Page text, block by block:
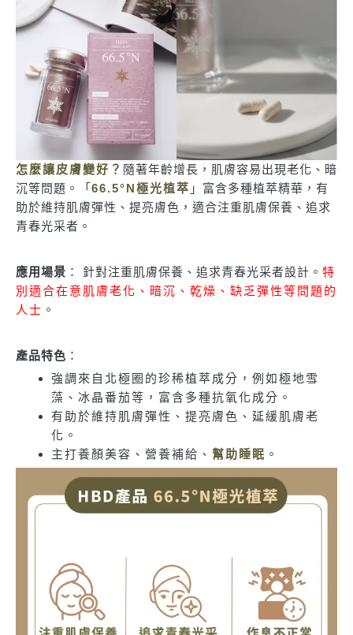
怎麼讓皮膚變好？ 隨著年齡增長，肌膚容易出現老化、暗
沉等問題。「 66.5°N極光植萃 」富含多種植萃精華，有
助於維持肌膚彈性、提亮膚色，適合注重肌膚保養、追求
青春光采者。
應用場景 ： 針對注重肌膚保養、追求青春光采者設計。 特
別適合在意肌膚老化、暗沉、乾燥、缺乏彈性等問題的
人士 。
產品特色 ：
強調來自北極圈的珍稀植萃成分，例如極地雪
藻、冰晶番茄等，富含多種抗氧化成分。
有助於維持肌膚彈性、提亮膚色、延緩肌膚老
化。
主打養顏美容、營養補給、 幫助睡眠 。